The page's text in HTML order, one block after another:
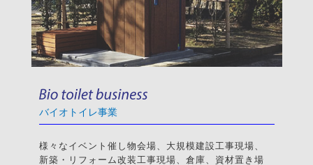
バイオトイレ事業
様々なイベント催し物会場、大規模建設工事現場、
新築・リフォーム改装工事現場、倉庫、資材置き場